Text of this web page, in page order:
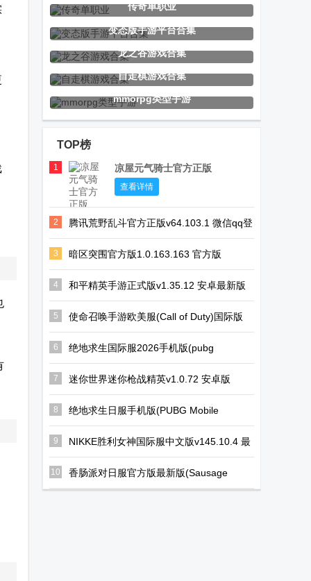
MOBILE国际
版测试服
严阵以待手游
战火勋章国际
弓箭大师
橙花3ds模拟
少侠游戏库
黑暗荒野官方
正版
生灵指路游戏
安卓版
器修改版
(AetherSX2)
安卓Citra模拟
器安兔兔mmj
版
官方正版
版手游平台
传奇单职业
变态版手游平台合集
龙之谷游戏合集
自走棋游戏合集
mmorpg类型手游
TOP榜
1 凉屋元气骑士官方正版
查看详情
2
腾讯荒野乱斗官方正版v64.103.1 微信qq登
录版
3 暗区突围官方版1.0.163.163 官方版
4 和平精英手游正式版v1.35.12 安卓最新版
5
使命召唤手游欧美服(Call of Duty)国际版
v1.0.55 手机完整版
6
绝地求生国际服2026手机版(pubg
mobile)V4.3.0 官方正版
7 迷你世界迷你枪战精英v1.0.72 安卓版
8
绝地求生日服手机版(PUBG Mobile
JP)V4.3.0 安卓最新版
9
NIKKE胜利女神国际服中文版v145.10.4 最
新全球服
10
香肠派对日服官方版最新版(Sausage
Man)v23.60 手机版